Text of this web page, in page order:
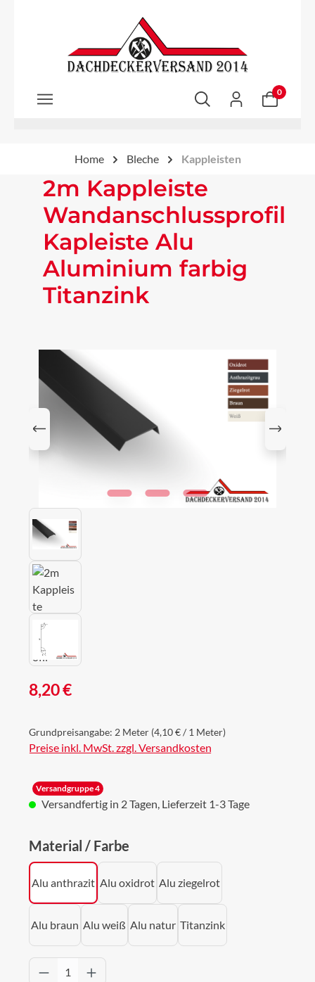
Zum Hauptinhalt springen
0
Home Bleche Kappleisten
2m Kappleiste
Wandanschlussprofil
Kapleiste Alu
Aluminium farbig
Titanzink
Bildergalerie überspringen
Regulärer Preis:
8,20 €
Grundpreisangabe: 2 Meter (4,10 € / 1 Meter)
Preise inkl. MwSt. zzgl. Versandkosten
Versandgruppe 4
Versandfertig in 2 Tagen, Lieferzeit 1-3 Tage
Material / Farbe
Alu anthrazit Alu oxidrot Alu ziegelrot
Alu braun Alu weiß Alu natur Titanzink
Produkt Anzahl: Gib den gewünschten